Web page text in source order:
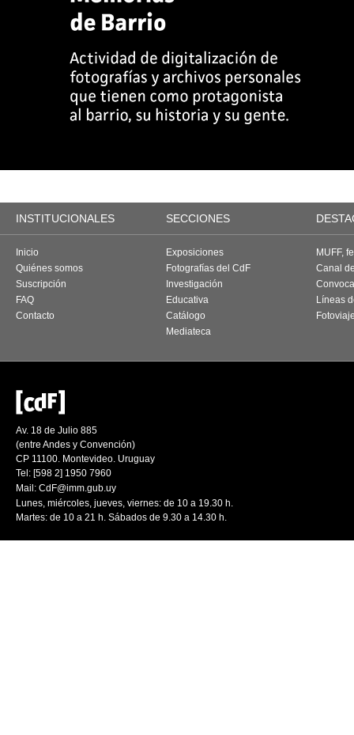
INSTITUCIONALES SECCIONES
Inicio
Quiénes somos
Suscripción
FAQ
Contacto
Exposiciones
Fotografías del CdF
Investigación
Educativa
Catálogo
Mediateca
MUFF,
Canal
Líneas
Av. 18 de Julio 885
(entre Andes y Convención)
CP 11100. Montevideo. Uruguay
Tel: [598 2] 1950 7960
Mail: CdF@imm.gub.uy
Lunes, miércoles, jueves, viernes: de 10 a 19.30 h.
Martes: de 10 a 21 h. Sábados de 9.30 a 14.30 h.